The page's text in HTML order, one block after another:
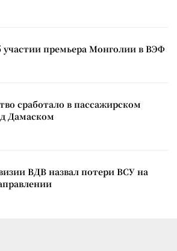
премьера Монголии в ВЭФ
сработало в пассажирском
Дамаском
ВДВ назвал потери ВСУ на